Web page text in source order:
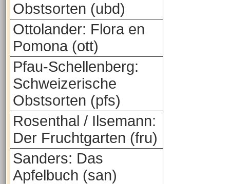
Obstsorten (ubd)
Ottolander: Flora en
Pomona (ott)
Pfau-Schellenberg:
Schweizerische
Obstsorten (pfs)
Rosenthal / Ilsemann:
Der Fruchtgarten (fru)
Sanders: Das
Apfelbuch (san)